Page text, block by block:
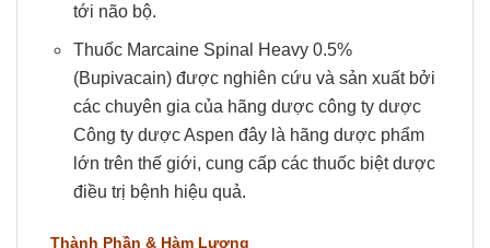
tới não bộ.
Thuốc Marcaine Spinal Heavy 0.5%
(Bupivacain) được nghiên cứu và sản xuất bởi
các chuyên gia của hãng dược công ty dược
Công ty dược Aspen đây là hãng dược phẩm
lớn trên thế giới, cung cấp các thuốc biệt dược
điều trị bệnh hiệu quả.
Thành Phần & Hàm Lượng